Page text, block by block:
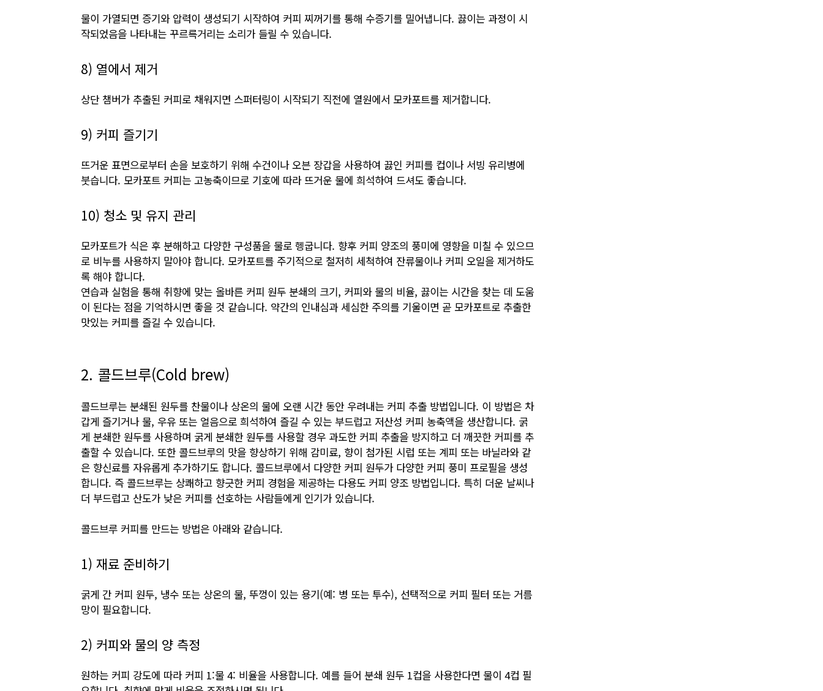
물이 가열되면 증기와 압력이 생성되기 시작하여 커피 찌꺼기를 통해 수증기를 밀어냅니다. 끓이는 과정이 시
작되었음을 나타내는 꾸르륵거리는 소리가 들릴 수 있습니다.
8) 열에서 제거
상단 챔버가 추출된 커피로 채워지면 스퍼터링이 시작되기 직전에 열원에서 모카포트를 제거합니다.
9) 커피 즐기기
뜨거운 표면으로부터 손을 보호하기 위해 수건이나 오븐 장갑을 사용하여 끓인 커피를 컵이나 서빙 유리병에
붓습니다. 모카포트 커피는 고농축이므로 기호에 따라 뜨거운 물에 희석하여 드셔도 좋습니다.
10) 청소 및 유지 관리
모카포트가 식은 후 분해하고 다양한 구성품을 물로 헹굽니다. 향후 커피 양조의 풍미에 영향을 미칠 수 있으므
로 비누를 사용하지 말아야 합니다. 모카포트를 주기적으로 철저히 세척하여 잔류물이나 커피 오일을 제거하도
록 해야 합니다.
연습과 실험을 통해 취향에 맞는 올바른 커피 원두 분쇄의 크기, 커피와 물의 비율, 끓이는 시간을 찾는 데 도움
이 된다는 점을 기억하시면 좋을 것 같습니다. 약간의 인내심과 세심한 주의를 기울이면 곧 모카포트로 추출한
맛있는 커피를 즐길 수 있습니다.
2. 콜드브루(Cold brew)
콜드브루는 분쇄된 원두를 찬물이나 상온의 물에 오랜 시간 동안 우려내는 커피 추출 방법입니다. 이 방법은 차
갑게 즐기거나 물, 우유 또는 얼음으로 희석하여 즐길 수 있는 부드럽고 저산성 커피 농축액을 생산합니다. 굵
게 분쇄한 원두를 사용하며 굵게 분쇄한 원두를 사용할 경우 과도한 커피 추출을 방지하고 더 깨끗한 커피를 추
출할 수 있습니다. 또한 콜드브루의 맛을 향상하기 위해 감미료, 향이 첨가된 시럽 또는 계피 또는 바닐라와 같
은 향신료를 자유롭게 추가하기도 합니다. 콜드브루에서 다양한 커피 원두가 다양한 커피 풍미 프로필을 생성
합니다. 즉 콜드브루는 상쾌하고 향긋한 커피 경험을 제공하는 다용도 커피 양조 방법입니다. 특히 더운 날씨나
더 부드럽고 산도가 낮은 커피를 선호하는 사람들에게 인기가 있습니다.
콜드브루 커피를 만드는 방법은 아래와 같습니다.
1) 재료 준비하기
굵게 간 커피 원두, 냉수 또는 상온의 물, 뚜껑이 있는 용기(예: 병 또는 투수), 선택적으로 커피 필터 또는 거름
망이 필요합니다.
2) 커피와 물의 양 측정
원하는 커피 강도에 따라 커피 1:물 4: 비율을 사용합니다. 예를 들어 분쇄 원두 1컵을 사용한다면 물이 4컵 필